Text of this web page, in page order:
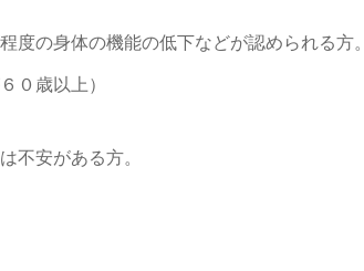
の身体の機能の低下などが認められる方。
０歳以上）
不安がある方。